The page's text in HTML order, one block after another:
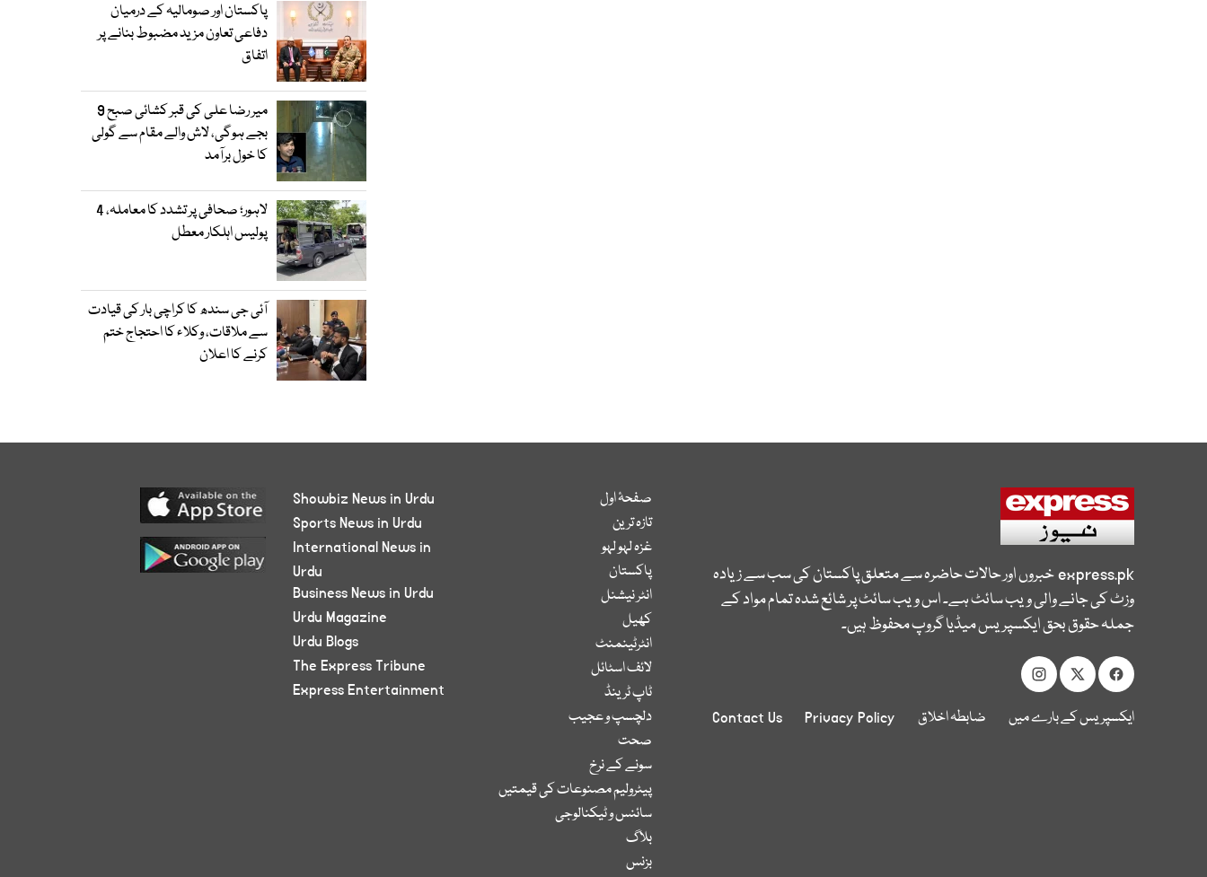
پاکستان اور صومالیہ کے درمیان
دفاعی تعاون مزید مضبوط بنانے پر
اتفاق
میر رضا علی کی قبر کشائی صبح 9
بجے ہوگی، لاش والے مقام سے گولی
کا خول برآمد
لاہور؛ صحافی پر تشدد کا معاملہ، 4
پولیس اہلکار معطل
آئی جی سندھ کا کراچی بار کی قیادت
سے ملاقات، وکلاء کا احتجاج ختم
کرنے کا اعلان
express.pkخبروں اور حالات حاضرہ سے متعلق پاکستان کی سب سے زیادہ
وزٹ کی جانے والی ویب سائٹ ہے۔ اس ویب سائٹ پر شائع شدہ تمام مواد کے
جملہ حقوق بحق ایکسپریس میڈیا گروپ محفوظ ہیں۔
ایکسپریس کے بارے میں ضابطہ اخلاق Privacy Policy
Contact Us
صفحۂ اول
تازہ ترین
غزہ لہو لہو
پاکستان
انٹر نیشنل
کھیل
انٹرٹینمنٹ
لائف اسٹائل
ٹاپ ٹرینڈ
دلچسپ و عجیب
صحت
سونے کے نرخ
پیٹرولیم مصنوعات کی قیمتیں
سائنس و ٹیکنالوجی
بلاگ
بزنس
Showbiz News in Urdu
Sports News in Urdu
International News in
Urdu
Business News in Urdu
Urdu Magazine
Urdu Blogs
The Express Tribune
Express Entertainment